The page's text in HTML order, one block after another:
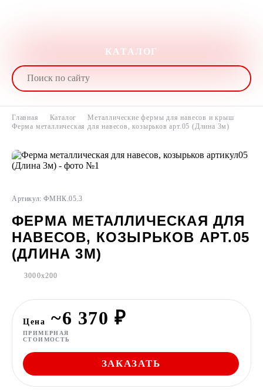
КАТАЛОГ
Главная Каталог
Металлические фермы для навесов и крыш
Ферма металлическая для навесов, козырьков арт.05 (Длина 3м)
Артикул: ФМНК.05.3
ФЕРМА МЕТАЛЛИЧЕСКАЯ ДЛЯ
НАВЕСОВ, КОЗЫРЬКОВ АРТ.05
(ДЛИНА 3М)
3000x200
ЗАКАЗАТЬ
Цена ~6 370 ₽
ПРИМЕРНАЯ
СТОИМОСТЬ